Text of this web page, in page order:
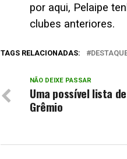
por aqui, Pelaipe
clubes anteriores.
TAGS RELACIONADAS:
NÃO DEIXE PASSAR
Uma possível lista
Grêmio